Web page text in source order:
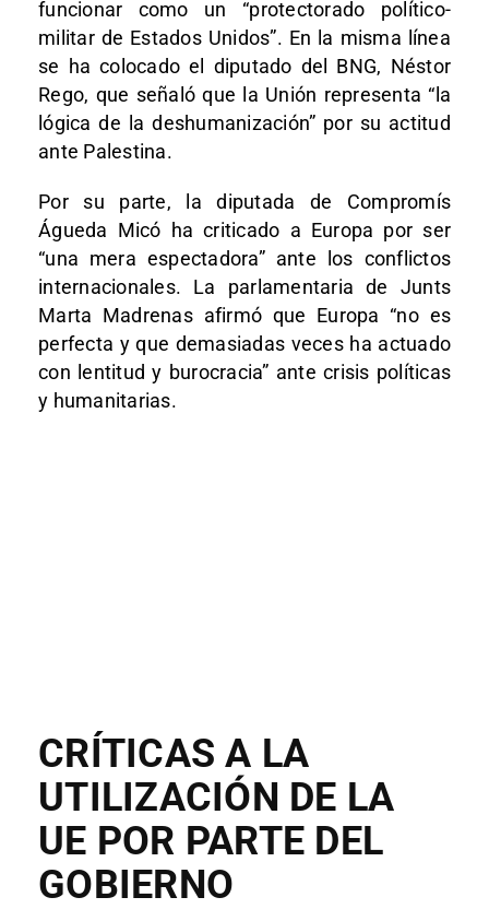
funcionar como un “protectorado político-
militar de Estados Unidos”. En la misma línea
se ha colocado el diputado del BNG, Néstor
Rego, que señaló que la Unión representa “la
lógica de la deshumanización” por su actitud
ante Palestina.
Por su parte, la diputada de Compromís
Águeda Micó ha criticado a Europa por ser
“una mera espectadora” ante los conflictos
internacionales. La parlamentaria de Junts
Marta Madrenas afirmó que Europa “no es
perfecta y que demasiadas veces ha actuado
con lentitud y burocracia” ante crisis políticas
y humanitarias.
CRÍTICAS A LA
UTILIZACIÓN DE LA
UE POR PARTE DEL
GOBIERNO